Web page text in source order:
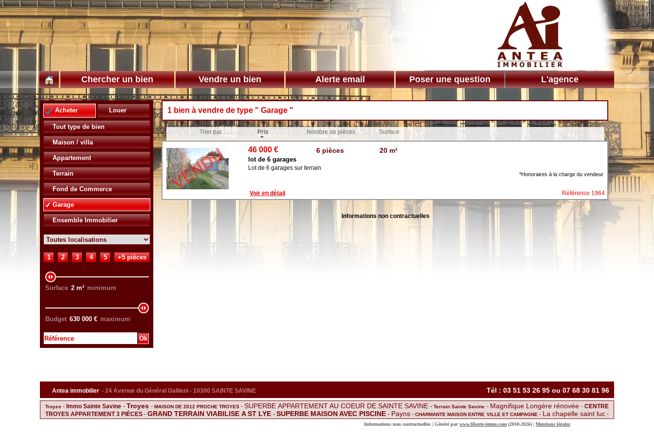
Chercher un bien Vendre un bien Alerte email Poser une question L'agence
Acheter Louer
Tout type de bien
Maison / villa
Appartement
Terrain
Fond de Commerce
Garage
Ensemble Immobilier
1 2 3 4 5 +5 pièces
Surface 2 m² minimum
Budget 630 000 € maximum
1 bien à vendre de type " Garage "
Trier par : Prix Nombre de pièces Surface
46 000 € 6 pièces 20 m²
lot de 6 garages
Lot de 6 garages sur terrain
*Honoraires à la charge du vendeur
Voir en détail Référence 1964
Informations non contractuelles
Antea immobilier - 24 Avenue du Général Gallieni - 10300 SAINTE SAVINE Tél : 03 51 53 26 95 ou 07 68 30 81 96
Troyes - Immo Sainte Savine - Troyes - MAISON DE 2012 PROCHE TROYES -SUPERBE APPARTEMENT AU COEUR DE SAINTE SAVINE-Terrain Sainte Savine - Magnifique Longère rénovée -CENTRE
TROYES APPARTEMENT 3 PIÈCES-GRAND TERRAIN VIABILISE A ST LYE - SUPERBE MAISON AVEC PISCINE- Payns -CHARMANTE MAISON ENTRE VILLE ET CAMPAGNE - La chapelle saint luc -
F2 A SAINT ANDRE LES VERGERS Saint julien les illas F2 SAINTE SAVINE- SPACIEUSE MAISON MITOYENNE AVEC BEAUCOUP DE POTENTIEL
Achat
Acheter Maison Sainte Savine
Informations non contractuelles | Généré parwww.liberte-immo.com (2010-2026) | Mentions légales